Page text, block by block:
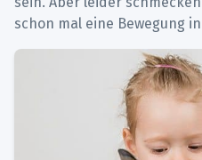
schon mal eine Bewegung